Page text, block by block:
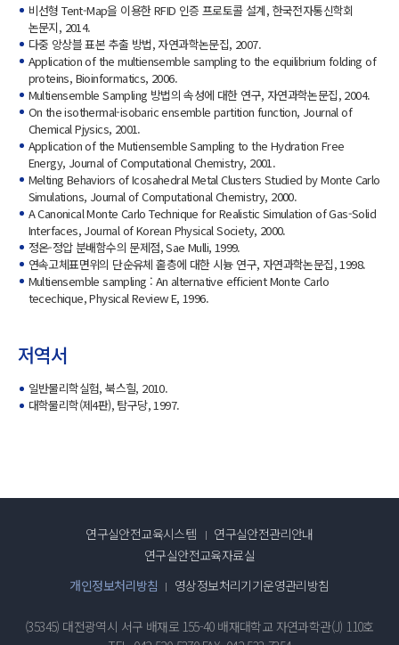
비선형 Tent-Map을 이용한 RFID 인증 프로토콜 설계, 한국전자통신학회
논문지, 2014.
다중 앙상블 표본 추출 방법, 자연과학논문집, 2007.
Application of the multiensemble sampling to the equilibrium folding of
proteins, Bioinformatics, 2006.
Multiensemble Sampling 방법의 속성에 대한 연구, 자연과학논문집, 2004.
On the isothermal-isobaric ensemble partition function, Journal of
Chemical Pjysics, 2001.
Application of the Mutiensemble Sampling to the Hydration Free
Energy, Journal of Computational Chemistry, 2001.
Melting Behaviors of Icosahedral Metal Clusters Studied by Monte Carlo
Simulations, Journal of Computational Chemistry, 2000.
A Canonical Monte Carlo Technique for Realistic Simulation of Gas-Solid
Interfaces, Journal of Korean Physical Society, 2000.
정온-정압 분배함수의 문제점, Sae Mulli, 1999.
연속고체표면위의 단순유체 홑층에 대한 시늉 연구, 자연과학논문집, 1998.
Multiensemble sampling : An alternative efficient Monte Carlo
tecechique, Physical Review E, 1996.
저역서
일반물리학실험, 북스힐, 2010.
대학물리학(제4판), 탐구당, 1997.
연구실안전교육시스템
연구실안전관리안내
연구실안전교육자료실
개인정보처리방침
영상정보처리기기운영관리방침
(35345) 대전광역시 서구 배재로 155-40 배재대학교 자연과학관(J) 110호